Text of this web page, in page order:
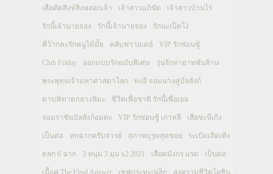
เสือตัดสิงห์ลิงหลอกเจ้า เจ้าสาวแก้ขัด เจ้าสาวบ้านไร่
รักนี้เจ้านายจอง รักนี้เจ้านายจอง รักนะเป็ดโง่
พี่ว้ากคะรักหนูได้มั้ย คลับฟรายเดย์ VIP รักซ่อนชู้
Club Friday ออกแบบรักฉบับพิเศษ วุ่นรักทายาทพันล้าน
พระพุทธเจ้ามหาศาสดาโลก ทงอี จอมนางคู่บัลลังก์
ดาบพิฆาตกลางหิมะ ชีวิตเพื่อชาติ รักนี้เพื่อเธอ
จอมราชันบัลลังก์อมตะ VIP รักซ่อนชู้ เกาหลี เสือชะนีเก้ง
เป็นต่อ หกฉากครับจารย์ สุภาพบุรุษสุดซอย ระเบิดเถิดเทิง
ตลก 6 ฉาก 3 หนุ่ม 3 มุม x2 2021 เลือดมังกร แรด เป็นต่อ
เนื้อคู่ The Final Answer เชฟกระทะเหล็ก สงครามชีวิตโอชิน